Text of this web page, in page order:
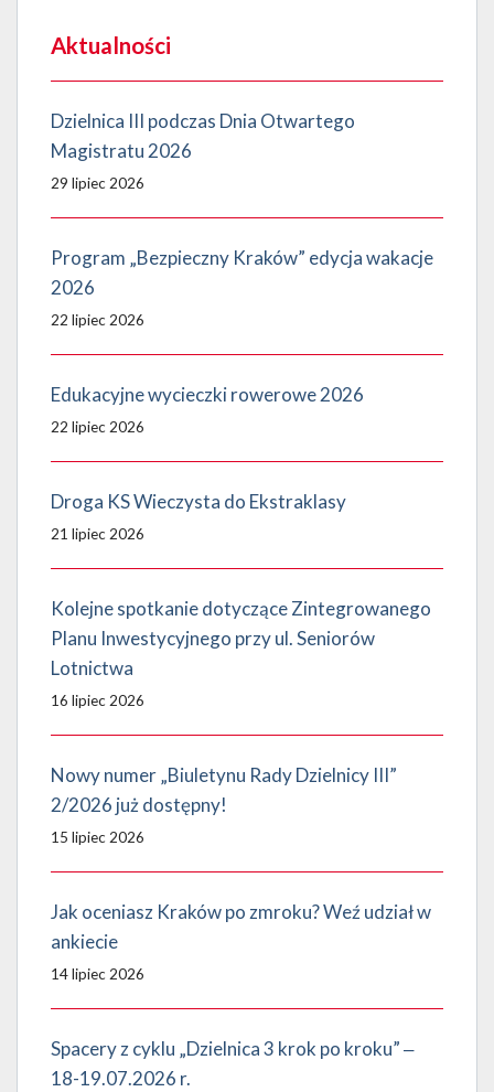
Aktualności
Dzielnica III podczas Dnia Otwartego
Magistratu 2026
29 lipiec 2026
Program „Bezpieczny Kraków” edycja wakacje
2026
22 lipiec 2026
Edukacyjne wycieczki rowerowe 2026
22 lipiec 2026
Droga KS Wieczysta do Ekstraklasy
21 lipiec 2026
Kolejne spotkanie dotyczące Zintegrowanego
Planu Inwestycyjnego przy ul. Seniorów
Lotnictwa
16 lipiec 2026
Nowy numer „Biuletynu Rady Dzielnicy III”
2/2026 już dostępny!
15 lipiec 2026
Jak oceniasz Kraków po zmroku? Weź udział w
ankiecie
14 lipiec 2026
Spacery z cyklu „Dzielnica 3 krok po kroku” ‒
18-19.07.2026 r.